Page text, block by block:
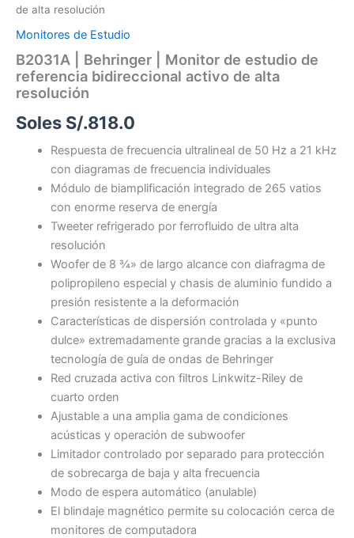
de alta resolución
Monitores de Estudio
B2031A | Behringer | Monitor de estudio de
referencia bidireccional activo de alta
resolución
Soles S/.818.0
Respuesta de frecuencia ultralineal de 50 Hz a 21 kHz
con diagramas de frecuencia individuales
Módulo de biamplificación integrado de 265 vatios
con enorme reserva de energía
Tweeter refrigerado por ferrofluido de ultra alta
resolución
Woofer de 8 ¾» de largo alcance con diafragma de
polipropileno especial y chasis de aluminio fundido a
presión resistente a la deformación
Características de dispersión controlada y «punto
dulce» extremadamente grande gracias a la exclusiva
tecnología de guía de ondas de Behringer
Red cruzada activa con filtros Linkwitz-Riley de
cuarto orden
Ajustable a una amplia gama de condiciones
acústicas y operación de subwoofer
Limitador controlado por separado para protección
de sobrecarga de baja y alta frecuencia
Modo de espera automático (anulable)
El blindaje magnético permite su colocación cerca de
monitores de computadora